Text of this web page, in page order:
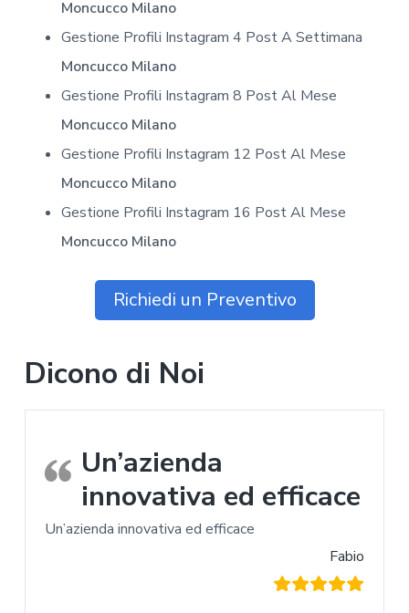
Moncucco Milano
Gestione Profili Instagram 4 Post A Settimana
Moncucco Milano
Gestione Profili Instagram 8 Post Al Mese
Moncucco Milano
Gestione Profili Instagram 12 Post Al Mese
Moncucco Milano
Gestione Profili Instagram 16 Post Al Mese
Moncucco Milano
Richiedi un Preventivo
Dicono di Noi
Un’azienda
innovativa ed efficace
Un’azienda innovativa ed efficace
Fabio